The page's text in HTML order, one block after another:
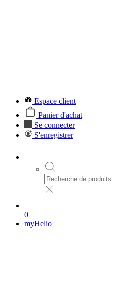
Espace client
Panier d'achat
Se connecter
S'enregistrer
0
myHelio